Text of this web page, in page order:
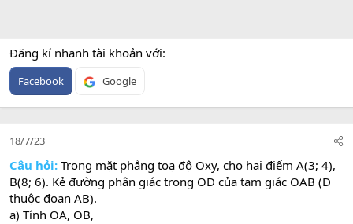
Đăng kí nhanh tài khoản với
Facebook Google
18/7/23
Câu hỏi: Trong mặt phẳng toạ độ Oxy, cho hai điểm A(3; 4),
B(8; 6). Kẻ đường phân giác trong OD của tam giác OAB (D
thuộc đoạn AB).
a) Tính OA, OB,